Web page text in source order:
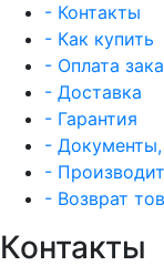
- Контакты
- Как купить
- Оплата
- Доставка
- Гарантия
-
-
- Возврат
Контакты